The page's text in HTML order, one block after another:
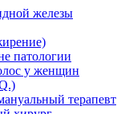
железы
патологии
у женщин
терапевт